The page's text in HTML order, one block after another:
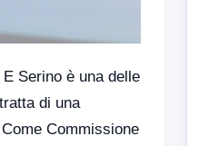
Serino è una delle
di una
Commissione